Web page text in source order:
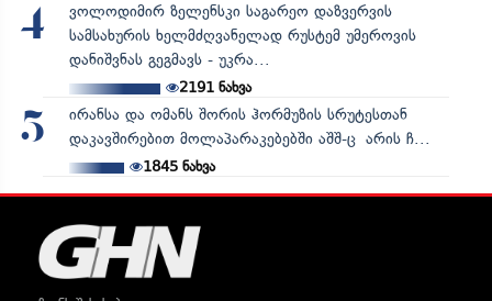
4
ვოლოდიმირ ზელენსკი საგარეო დაზვერვის
სამსახურის ხელმძღვანელად რუსტემ უმეროვის
დანიშვნას გეგმავს - უკრა...
2191ნახვა
5
ირანსა და ომანს შორის ჰორმუზის სრუტესთან
დაკავშირებით მოლაპარაკებებში აშშ-ც არის ჩ...
1845ნახვა